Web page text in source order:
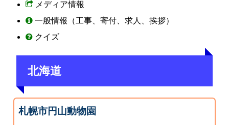
メディア情報
一般情報（工事、寄付、求人、挨拶）
クイズ
北海道
札幌市円山動物園